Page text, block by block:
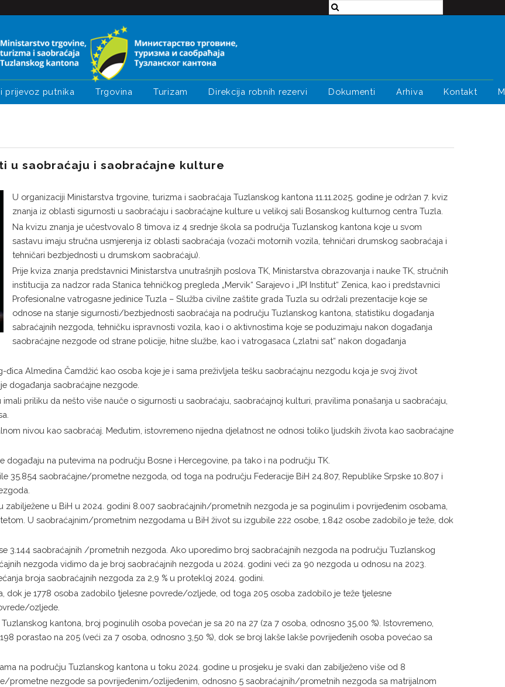
prijevoz putnika Trgovina Turizam Direkcija robnih rezervi Dokumenti Arhiva Kontakt
u saobraćaju i saobraćajne kulture
U organizaciji Ministarstva trgovine, turizma i saobraćaja Tuzlanskog kantona 11.11.2025. godine je održan 7. kviz
znanja iz oblasti sigurnosti u saobraćaju i saobraćajne kulture u velikoj sali Bosanskog kulturnog centra Tuzla.
Na kvizu znanja je učestvovalo 8 timova iz 4 srednje škola sa područja Tuzlanskog kantona koje u svom
sastavu imaju stručna usmjerenja iz oblasti saobraćaja (vozači motornih vozila, tehničari drumskog saobraćaja i
tehničari bezbjednosti u drumskom saobraćaju).
Prije kviza znanja predstavnici Ministarstva unutrašnjih poslova TK, Ministarstva obrazovanja i nauke TK, stručnih
institucija za nadzor rada Stanica tehničkog pregleda „Mervik“ Sarajevo i „IPI Institut“ Zenica, kao i predstavnici
Profesionalne vatrogasne jedinice Tuzla – Služba civilne zaštite grada Tuzla su održali prezentacije koje se
odnose na stanje sigurnosti/bezbjednosti saobraćaja na području Tuzlanskog kantona, statistiku događanja
sabraćajnih nezgoda, tehničku ispravnosti vozila, kao i o aktivnostima koje se poduzimaju nakon događanja
saobraćajne nezgode od strane policije, hitne službe, kao i vatrogasaca („zlatni sat“ nakon događanja
đica Almedina Čamdžić kao osoba koje je i sama preživljela tešku saobraćajnu nezgodu koja je svoj život
događanja saobraćajne nezgode.
priliku da nešto više nauče o sigurnosti u saobraćaju, saobraćajnoj kulturi, pravilima ponašanja u saobraćaju,
nivou kao saobraćaj. Međutim, istovremeno nijedna djelatnost ne odnosi toliko ljudskih života kao saobraćajne
na putevima na području Bosne i Hercegovine, pa tako i na području TK.
35.854 saobraćajne/prometne nezgoda, od toga na području Federacije BiH 24.807, Republike Srpske 10.807 i
u BiH u 2024. godini 8.007 saobraćajnih/prometnih nezgoda je sa poginulim i povrijeđenim osobama,
U saobraćajnim/prometnim nezgodama u BiH život su izgubile 222 osobe, 1.842 osobe zadobilo je teže, dok
3.144 saobraćajnih /prometnih nezgoda. Ako uporedimo broj saobraćajnih nezgoda na području Tuzlanskog
nezgoda vidimo da je broj saobraćajnih nezgoda u 2024. godini veći za 90 nezgoda u odnosu na 2023.
broja saobraćajnih nezgoda za 2,9 % u protekloj 2024. godini.
dok je 1778 osoba zadobilo tjelesne povrede/ozljede, od toga 205 osoba zadobilo je teže tjelesne
ozljede.
kantona, broj poginulih osoba povećan je sa 20 na 27 (za 7 osoba, odnosno 35,00 %). Istovremeno,
porastao na 205 (veći za 7 osoba, odnosno 3,50 %), dok se broj lakše lakše povrijeđenih osoba povećao sa
na području Tuzlanskog kantona u toku 2024. godine u prosjeku je svaki dan zabilježeno više od 8
prometne nezgode sa povrijeđenim/ozlijeđenim, odnosno 5 saobraćajnih/prometnih nezgoda sa matrijalnom